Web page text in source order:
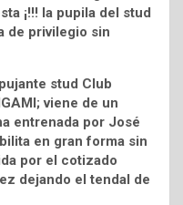
¡!!! la pupila del stud
de privilegio sin
stud Club
viene de un
entrenada por José
en gran forma sin
por el cotizado
dejando el tendal de